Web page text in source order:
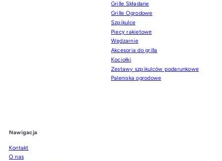
Grille Składane
Grille Ogrodowe
Szpikulce
Piecу rakietowе
Wędzarnie
Akcesoria do grilla
Kociołki
Zestawy szpikulców podarunkowe
Paleniska ogrodowe
Nawigacja
Kontakt
O nas